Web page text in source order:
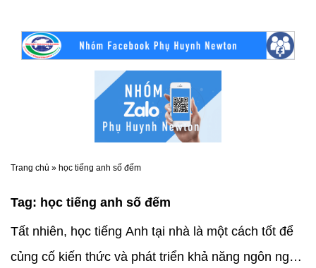
Trang chủ » học tiếng anh số đếm
Tag: học tiếng anh số đếm
Tất nhiên, học tiếng Anh tại nhà là một cách tốt để
củng cố kiến thức và phát triển khả năng ngôn ngữ